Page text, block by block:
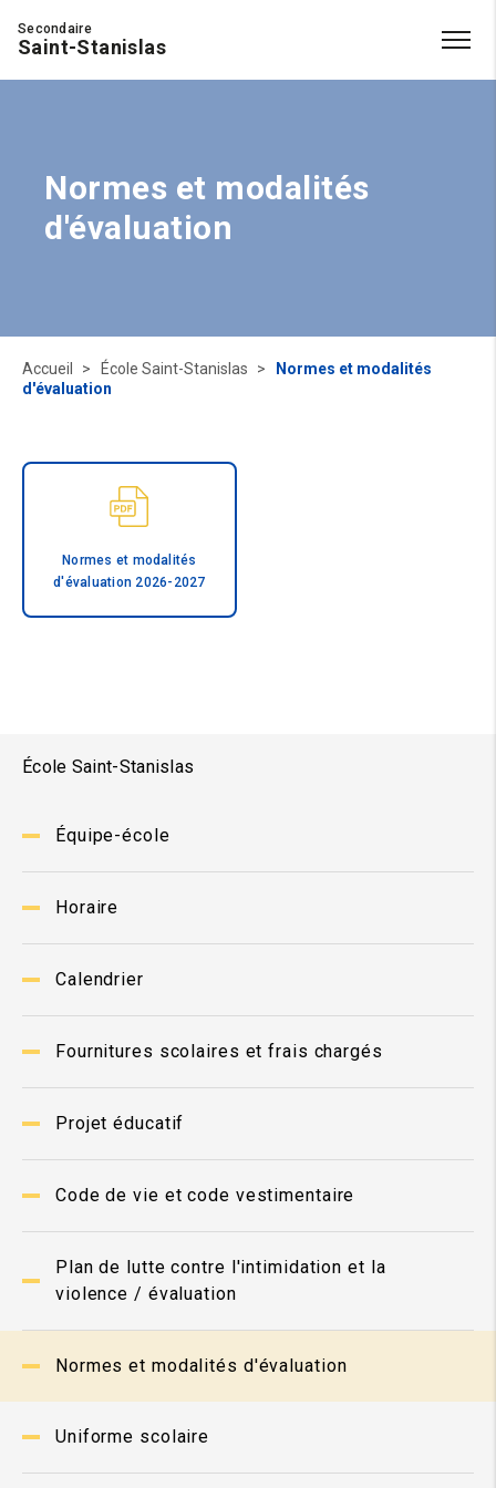
Secondaire
Saint-Stanislas
Normes et modalités
d'évaluation
École Saint-Stanislas
Équipe-école
Horaire
Calendrier
Fournitures scolaires et frais chargés
Projet éducatif
Code de vie et code vestimentaire
Plan de lutte contre l'intimidation et la
violence / évaluation
Normes et modalités d'évaluation
Uniforme scolaire
Accueil École Saint-Stanislas
Normes et modalités
d'évaluation
Normes et modalités
d'évaluation 2026-2027